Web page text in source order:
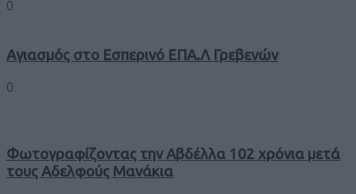
0
Αγιασμός στο Εσπερινό ΕΠΑ.Λ Γρεβενών
0
Φωτογραφίζοντας την Αβδέλλα 102 χρόνια μετά
τους Αδελφούς Μανάκια